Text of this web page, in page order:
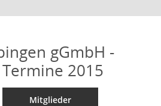
gGmbH -
2015
Mitglieder